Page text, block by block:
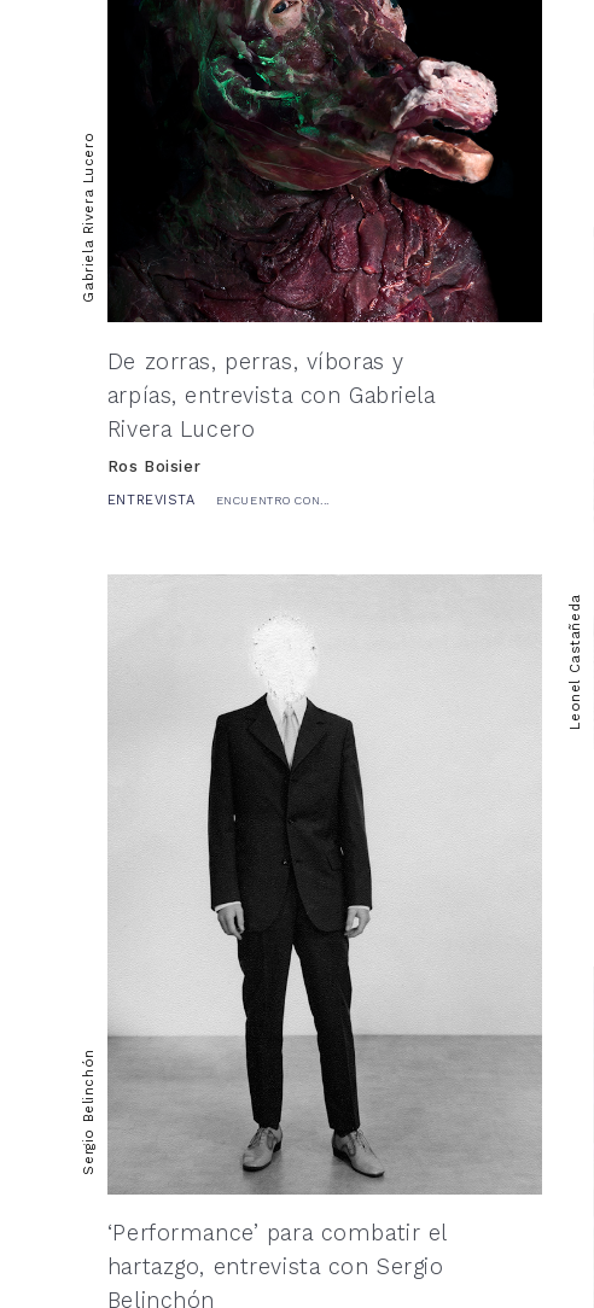
Gabriela Rivera Lucero
De zorras, perras, víboras y
arpías, entrevista con Gabriela
Rivera Lucero
Ros Boisier
ENTREVISTA ENCUENTRO CON...
Leonel Castañeda
Sergio Belinchón
‘Performance’ para combatir el
hartazgo, entrevista con Sergio
Belinchón